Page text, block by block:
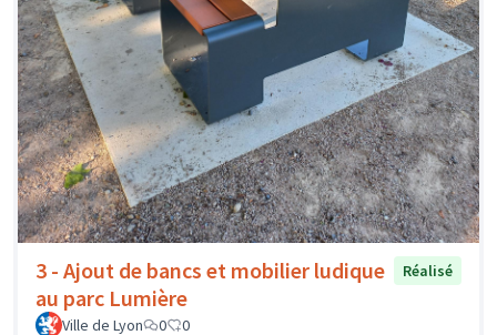
3 - Ajout de bancs et mobilier ludique
au parc Lumière
Réalisé
Ville de Lyon 0 0